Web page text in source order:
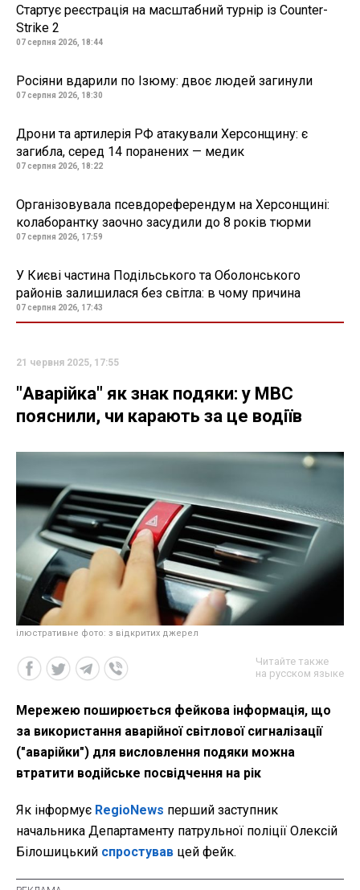
Стартує реєстрація на масштабний турнір із Counter-
Strike 2
07 серпня 2026, 18:44
Росіяни вдарили по Ізюму: двоє людей загинули
07 серпня 2026, 18:30
Дрони та артилерія РФ атакували Херсонщину: є
загибла, серед 14 поранених — медик
07 серпня 2026, 18:22
Організовувала псевдореферендум на Херсонщині:
колаборантку заочно засудили до 8 років тюрми
07 серпня 2026, 17:59
У Києві частина Подільського та Оболонського
районів залишилася без світла: в чому причина
07 серпня 2026, 17:43
21 червня 2025, 17:55
"Аварійка" як знак подяки: у МВС
пояснили, чи карають за це водіїв
ілюстративне фото: з відкритих джерел
Читайте также
на русском языке
Мережею поширюється фейкова інформація, що
за використання аварійної світлової сигналізації
("аварійки") для висловлення подяки можна
втратити водійське посвідчення на рік
Як інформує RegioNews перший заступник
начальника Департаменту патрульної поліції Олексій
Білошицький спростував цей фейк.